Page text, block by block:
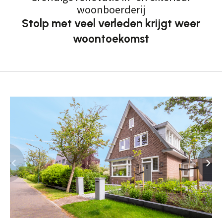
woonboerderij
Stolp met veel verleden krijgt weer
woontoekomst